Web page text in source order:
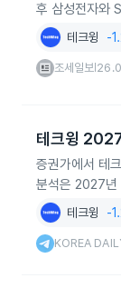
후 삼성전자와
테크윙 -
조세일보
테크윙
증권가에서 테
분석은 2027년
테크윙 -
KOREA